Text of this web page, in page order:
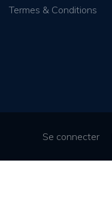
Termes & Conditions
Se connecter